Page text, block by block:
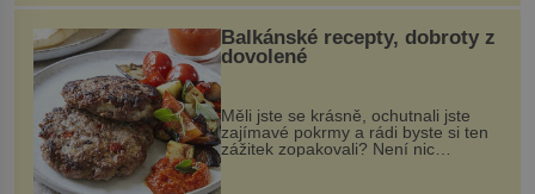
Balkánské recepty, dobroty z
dovolené
Měli jste se krásně, ochutnali jste
zajímavé pokrmy a rádi byste si ten
zážitek zopakovali? Není nic
snazšího. Pljeskavica (10 porcí)
Možná jste ji ochutnali na dovolené v